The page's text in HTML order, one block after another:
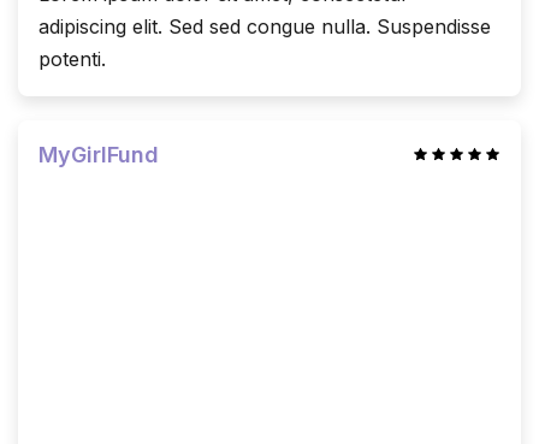
adipiscing elit. Sed sed congue nulla. Suspendisse
potenti.
MyGirlFund